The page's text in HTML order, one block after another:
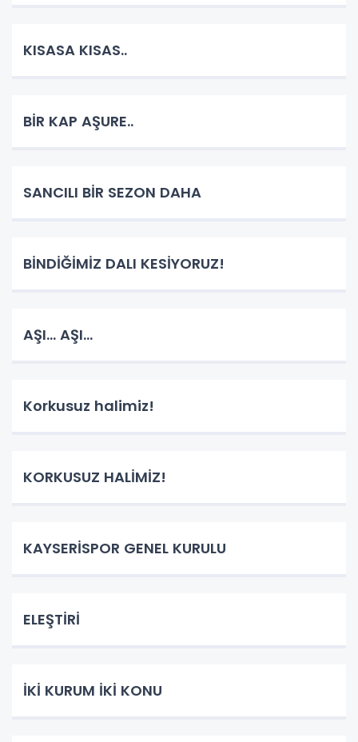
KISASA KISAS..
BİR KAP AŞURE..
SANCILI BİR SEZON DAHA
BİNDİĞİMİZ DALI KESİYORUZ!
AŞI... AŞI...
Korkusuz halimiz!
KORKUSUZ HALİMİZ!
KAYSERİSPOR GENEL KURULU
ELEŞTİRİ
İKİ KURUM İKİ KONU